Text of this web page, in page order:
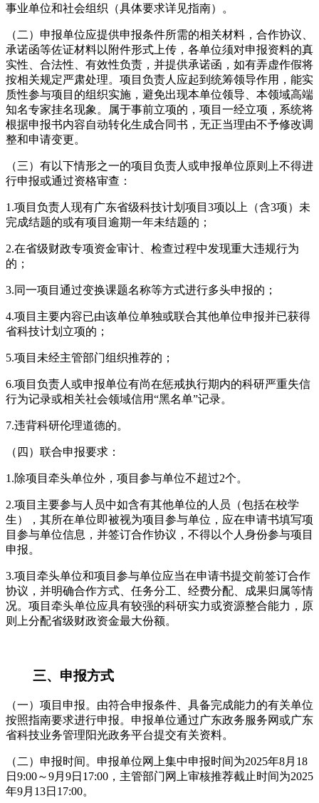
事业单位和社会组织（具体要求详见指南）。
（二）申报单位应提供申报条件所需的相关材料，合作协议、
承诺函等佐证材料以附件形式上传，各单位须对申报资料的真
实性、合法性、有效性负责，并提供承诺函，如有弄虚作假将
按相关规定严肃处理。项目负责人应起到统筹领导作用，能实
质性参与项目的组织实施，避免出现本单位领导、本领域高端
知名专家挂名现象。属于事前立项的，项目一经立项，系统将
根据申报书内容自动转化生成合同书，无正当理由不予修改调
整和申请变更。
（三）有以下情形之一的项目负责人或申报单位原则上不得进
行申报或通过资格审查：
1.项目负责人现有广东省级科技计划项目3项以上（含3项）未
完成结题的或有项目逾期一年未结题的；
2.在省级财政专项资金审计、检查过程中发现重大违规行为
的；
3.同一项目通过变换课题名称等方式进行多头申报的；
4.项目主要内容已由该单位单独或联合其他单位申报并已获得
省科技计划立项的；
5.项目未经主管部门组织推荐的；
6.项目负责人或申报单位有尚在惩戒执行期内的科研严重失信
行为记录或相关社会领域信用“黑名单”记录。
7.违背科研伦理道德的。
（四）联合申报要求：
1.除项目牵头单位外，项目参与单位不超过2个。
2.项目主要参与人员中如含有其他单位的人员（包括在校学
生），其所在单位即被视为项目参与单位，应在申请书填写项
目参与单位信息，并签订合作协议，不得以个人身份参与项目
申报。
3.项目牵头单位和项目参与单位应当在申请书提交前签订合作
协议，并明确合作方式、任务分工、经费分配、成果归属等情
况。项目牵头单位应具有较强的科研实力或资源整合能力，原
则上分配省级财政资金最大份额。
三、申报方式
（一）项目申报。由符合申报条件、具备完成能力的有关单位
按照指南要求进行申报。申报单位通过广东政务服务网或广东
省科技业务管理阳光政务平台提交有关资料。
（二）申报时间。申报单位网上集中申报时间为2025年8月18
日9:00～9月9日17:00，主管部门网上审核推荐截止时间为2025
年9月13日17:00。